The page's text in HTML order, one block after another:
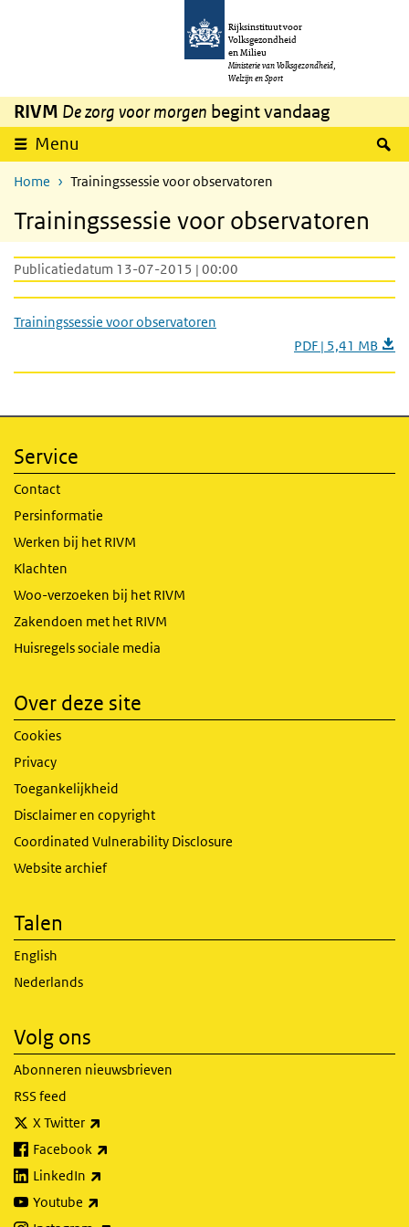
Overslaan en naar de inhoud gaan
Rijksinstituut voor
Volksgezondheid
en Milieu
Ministerie van Volksgezondheid,
Welzijn en Sport
RIVM De zorg voor morgen begint vandaag
Menu
Home Trainingssessie voor observatoren
Trainingssessie voor observatoren
Publicatiedatum 13-07-2015 | 00:00
Trainingssessie voor observatoren
PDF | 5,41 MB
Service
Contact
Persinformatie
Werken bij het RIVM
Klachten
Woo-verzoeken bij het RIVM
Zakendoen met het RIVM
Huisregels sociale media
Over deze site
Cookies
Privacy
Toegankelijkheid
Disclaimer en copyright
Coordinated Vulnerability Disclosure
Website archief
Talen
English
Nederlands
Volg ons
Abonneren nieuwsbrieven
RSS feed
X Twitter
Facebook
LinkedIn
Youtube